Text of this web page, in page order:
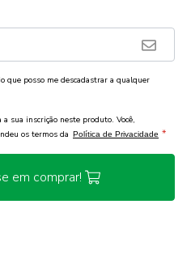
que posso me descadastrar a qualquer
sua inscrição neste produto. Você,
os termos da Política de Privacidade *
em comprar!